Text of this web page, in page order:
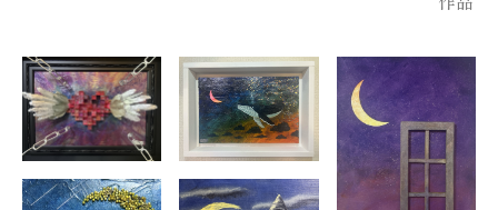
■2025 10月
Arte de aco 「絵のある生活」vol.45 出展
代官山「アップステアーズギャラリー」にて